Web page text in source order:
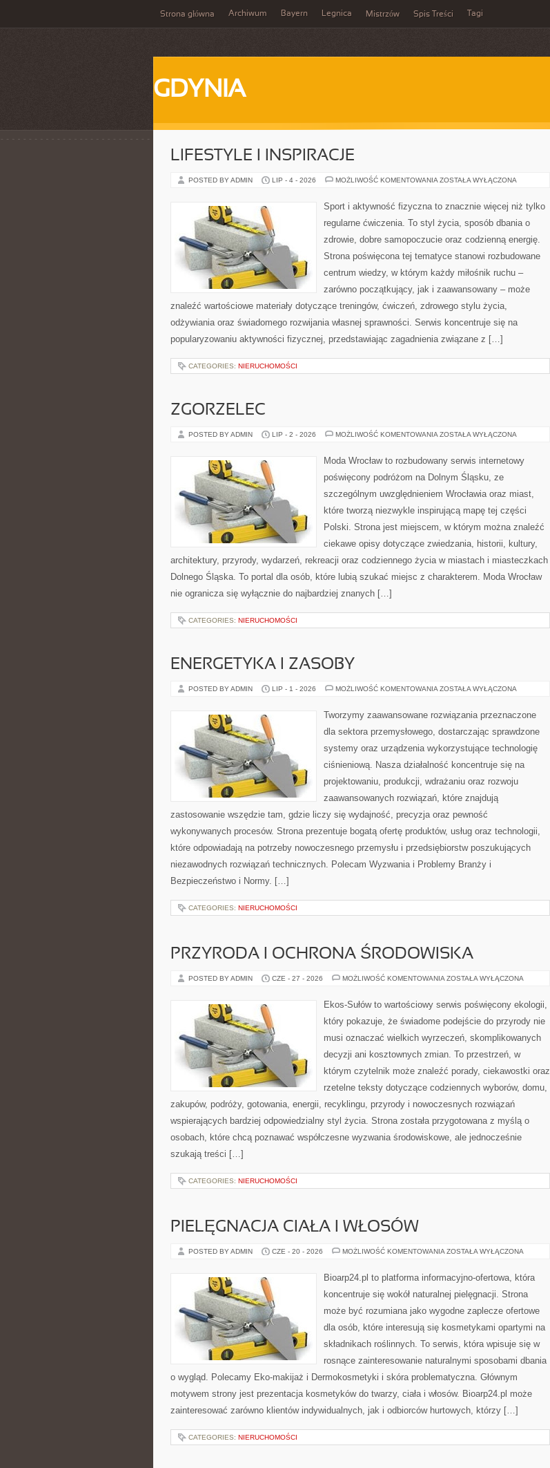
Strona główna Archiwum Bayern Legnica Mistrzów Spis Treści Tagi
GDYNIA
LIFESTYLE I INSPIRACJE
POSTED BY ADMIN LIP - 4 - 2026 MOŻLIWOŚĆ KOMENTOWANIA LIFESTYLE
ZOSTAŁA WYŁĄCZONA
Sport i aktywność fizyczna to znacznie więcej niż tylko
regularne ćwiczenia. To styl życia, sposób dbania o
zdrowie, dobre samopoczucie oraz codzienną energię.
Strona poświęcona tej tematyce stanowi rozbudowane
centrum wiedzy, w którym każdy miłośnik ruchu –
zarówno początkujący, jak i zaawansowany – może
znaleźć wartościowe materiały dotyczące treningów, ćwiczeń, zdrowego stylu życia,
odżywiania oraz świadomego rozwijania własnej sprawności. Serwis koncentruje się na
popularyzowaniu aktywności fizycznej, przedstawiając zagadnienia związane z […]
CATEGORIES: NIERUCHOMOŚCI
ZGORZELEC
POSTED BY ADMIN LIP - 2 - 2026 MOŻLIWOŚĆ KOMENTOWANIA ZGORZELEC
ZOSTAŁA WYŁĄCZONA
Moda Wrocław to rozbudowany serwis internetowy
poświęcony podróżom na Dolnym Śląsku, ze
szczególnym uwzględnieniem Wrocławia oraz miast,
które tworzą niezwykle inspirującą mapę tej części
Polski. Strona jest miejscem, w którym można znaleźć
ciekawe opisy dotyczące zwiedzania, historii, kultury,
architektury, przyrody, wydarzeń, rekreacji oraz codziennego życia w miastach i miasteczkach
Dolnego Śląska. To portal dla osób, które lubią szukać miejsc z charakterem. Moda Wrocław
nie ogranicza się wyłącznie do najbardziej znanych […]
CATEGORIES: NIERUCHOMOŚCI
ENERGETYKA I ZASOBY
POSTED BY ADMIN LIP - 1 - 2026 MOŻLIWOŚĆ KOMENTOWANIA ENERGETYKA
ZOSTAŁA WYŁĄCZONA
Tworzymy zaawansowane rozwiązania przeznaczone
dla sektora przemysłowego, dostarczając sprawdzone
systemy oraz urządzenia wykorzystujące technologię
ciśnieniową. Nasza działalność koncentruje się na
projektowaniu, produkcji, wdrażaniu oraz rozwoju
zaawansowanych rozwiązań, które znajdują
zastosowanie wszędzie tam, gdzie liczy się wydajność, precyzja oraz pewność
wykonywanych procesów. Strona prezentuje bogatą ofertę produktów, usług oraz technologii,
które odpowiadają na potrzeby nowoczesnego przemysłu i przedsiębiorstw poszukujących
niezawodnych rozwiązań technicznych. Polecam Wyzwania i Problemy Branży i
Bezpieczeństwo i Normy. […]
CATEGORIES: NIERUCHOMOŚCI
PRZYRODA I OCHRONA ŚRODOWISKA
POSTED BY ADMIN CZE - 27 - 2026 MOŻLIWOŚĆ KOMENTOWANIA PRZYRODA
ŚRODOWISKA
ZOSTAŁA WYŁĄCZONA
Ekos-Sułów to wartościowy serwis poświęcony ekologii,
który pokazuje, że świadome podejście do przyrody nie
musi oznaczać wielkich wyrzeczeń, skomplikowanych
decyzji ani kosztownych zmian. To przestrzeń, w
którym czytelnik może znaleźć porady, ciekawostki oraz
rzetelne teksty dotyczące codziennych wyborów, domu,
zakupów, podróży, gotowania, energii, recyklingu, przyrody i nowoczesnych rozwiązań
wspierających bardziej odpowiedzialny styl życia. Strona została przygotowana z myślą o
osobach, które chcą poznawać współczesne wyzwania środowiskowe, ale jednocześnie
szukają treści […]
CATEGORIES: NIERUCHOMOŚCI
PIELĘGNACJA CIAŁA I WŁOSÓW
POSTED BY ADMIN CZE - 20 - 2026 MOŻLIWOŚĆ KOMENTOWANIA PIELĘGNACJA
WŁOSÓW
ZOSTAŁA WYŁĄCZONA
Bioarp24.pl to platforma informacyjno-ofertowa, która
koncentruje się wokół naturalnej pielęgnacji. Strona
może być rozumiana jako wygodne zaplecze ofertowe
dla osób, które interesują się kosmetykami opartymi na
składnikach roślinnych. To serwis, która wpisuje się w
rosnące zainteresowanie naturalnymi sposobami dbania
o wygląd. Polecamy Eko-makijaż i Dermokosmetyki i skóra problematyczna. Głównym
motywem strony jest prezentacja kosmetyków do twarzy, ciała i włosów. Bioarp24.pl może
zainteresować zarówno klientów indywidualnych, jak i odbiorców hurtowych, którzy […]
CATEGORIES: NIERUCHOMOŚCI